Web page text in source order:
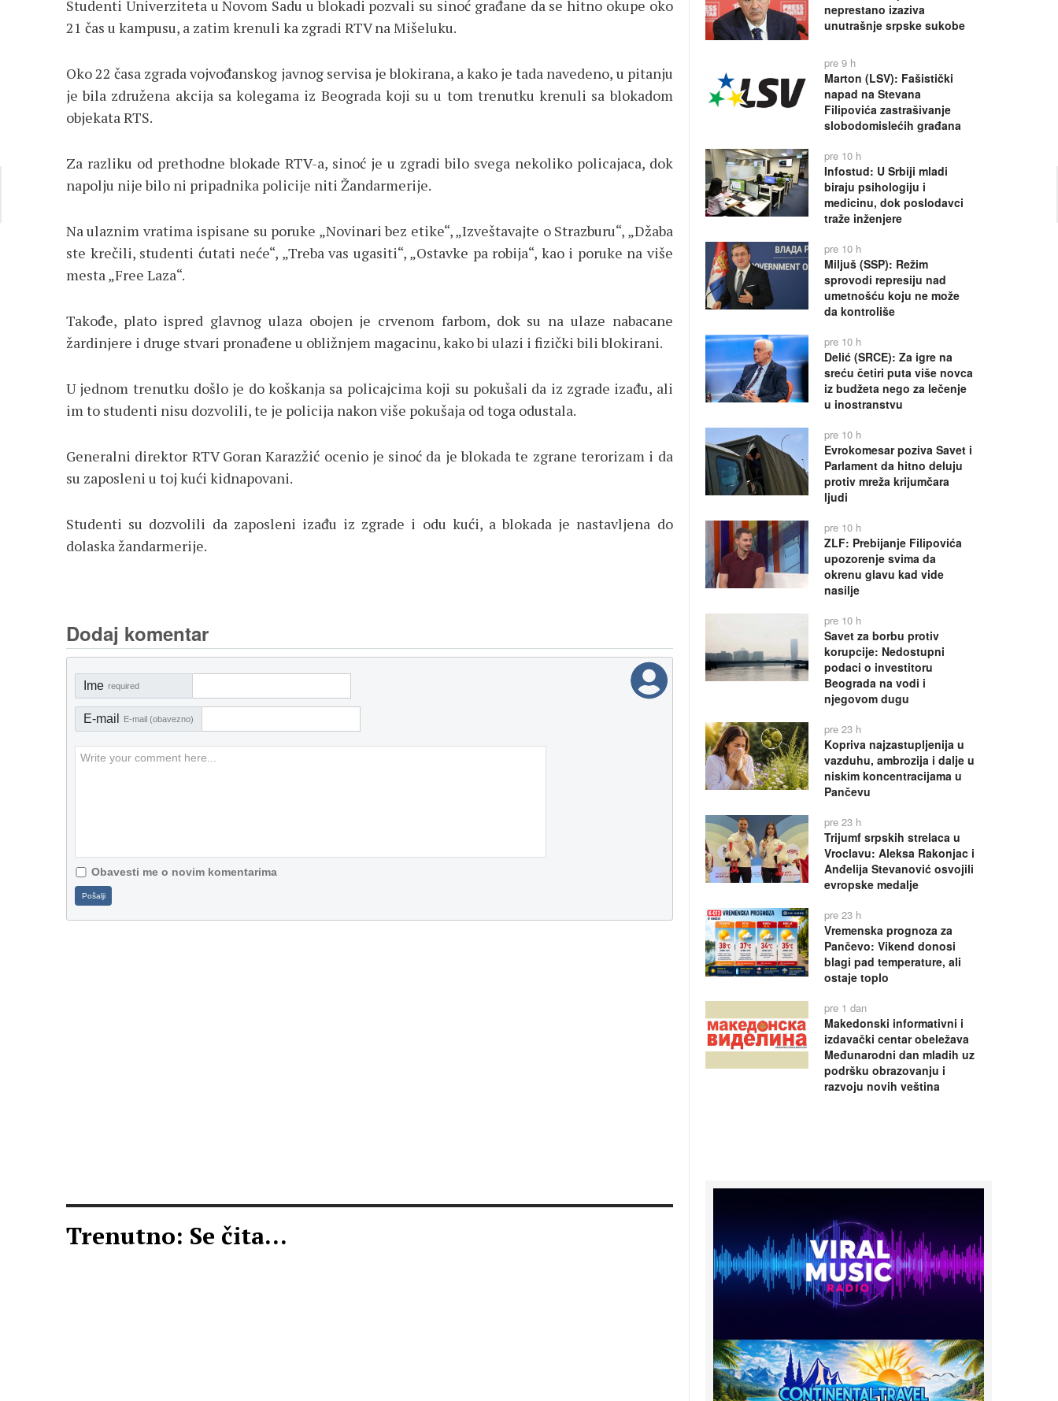
Studenti Univerziteta u Novom Sadu u blokadi pozvali su sinoć građane da se hitno okupe oko
21 čas u kampusu, a zatim krenuli ka zgradi RTV na Mišeluku.
Oko 22 časa zgrada vojvođanskog javnog servisa je blokirana, a kako je tada navedeno, u pitanju
je bila združena akcija sa kolegama iz Beograda koji su u tom trenutku krenuli sa blokadom
objekata RTS.
Za razliku od prethodne blokade RTV-a, sinoć je u zgradi bilo svega nekoliko policajaca, dok
napolju nije bilo ni pripadnika policije niti Žandarmerije.
Na ulaznim vratima ispisane su poruke „Novinari bez etike“, „Izveštavajte o Strazburu“, „Džaba
ste krečili, studenti ćutati neće“, „Treba vas ugasiti“, „Ostavke pa robija“, kao i poruke na više
mesta „Free Laza“.
Takođe, plato ispred glavnog ulaza obojen je crvenom farbom, dok su na ulaze nabacane
žardinjere i druge stvari pronađene u obližnjem magacinu, kako bi ulazi i fizički bili blokirani.
U jednom trenutku došlo je do koškanja sa policajcima koji su pokušali da iz zgrade izađu, ali
im to studenti nisu dozvolili, te je policija nakon više pokušaja od toga odustala.
Generalni direktor RTV Goran Karazžić ocenio je sinoć da je blokada te zgrane terorizam i da
su zaposleni u toj kući kidnapovani.
Studenti su dozvolili da zaposleni izađu iz zgrade i odu kući, a blokada je nastavljena do
dolaska žandarmerije.
Dodaj komentar
Ime required
E-mail E-mail (obavezno)
Obavesti me o novim komentarima
Pošalji
Trenutno: Se čita...
neprestano izaziva
unutrašnje srpske sukobe
pre 9 h
Marton (LSV): Fašistički
napad na Stevana
Filipovića zastrašivanje
slobodomislećih građana
pre 10 h
Infostud: U Srbiji mladi
biraju psihologiju i
medicinu, dok poslodavci
traže inženjere
pre 10 h
Miljuš (SSP): Režim
sprovodi represiju nad
umetnošću koju ne može
da kontroliše
pre 10 h
Delić (SRCE): Za igre na
sreću četiri puta više novca
iz budžeta nego za lečenje
u inostranstvu
pre 10 h
Evrokomesar poziva Savet i
Parlament da hitno deluju
protiv mreža krijumčara
ljudi
pre 10 h
ZLF: Prebijanje Filipovića
upozorenje svima da
okrenu glavu kad vide
nasilje
pre 10 h
Savet za borbu protiv
korupcije: Nedostupni
podaci o investitoru
Beograda na vodi i
njegovom dugu
pre 23 h
Kopriva najzastupljenija u
vazduhu, ambrozija i dalje u
niskim koncentracijama u
Pančevu
pre 23 h
Trijumf srpskih strelaca u
Vroclavu: Aleksa Rakonjac i
Anđelija Stevanović osvojili
evropske medalje
pre 23 h
Vremenska prognoza za
Pančevo: Vikend donosi
blagi pad temperature, ali
ostaje toplo
pre 1 dan
Makedonski informativni i
izdavački centar obeležava
Međunarodni dan mladih uz
podršku obrazovanju i
razvoju novih veština